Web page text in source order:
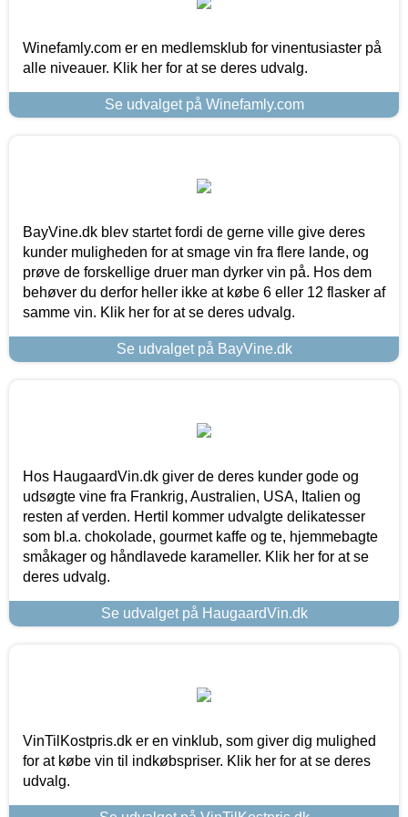
Winefamly.com er en medlemsklub for vinentusiaster på
alle niveauer. Klik her for at se deres udvalg.
Se udvalget på Winefamly.com
BayVine.dk blev startet fordi de gerne ville give deres
kunder muligheden for at smage vin fra flere lande, og
prøve de forskellige druer man dyrker vin på. Hos dem
behøver du derfor heller ikke at købe 6 eller 12 flasker af
samme vin. Klik her for at se deres udvalg.
Se udvalget på BayVine.dk
Hos HaugaardVin.dk giver de deres kunder gode og
udsøgte vine fra Frankrig, Australien, USA, Italien og
resten af verden. Hertil kommer udvalgte delikatesser
som bl.a. chokolade, gourmet kaffe og te, hjemmebagte
småkager og håndlavede karameller. Klik her for at se
deres udvalg.
Se udvalget på HaugaardVin.dk
VinTilKostpris.dk er en vinklub, som giver dig mulighed
for at købe vin til indkøbspriser. Klik her for at se deres
udvalg.